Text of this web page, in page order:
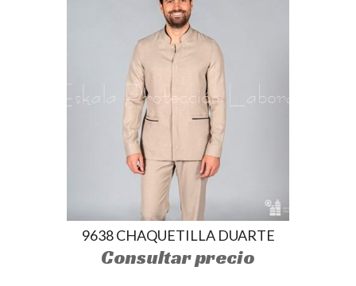
9638 CHAQUETILLA DUARTE
Consultar precio